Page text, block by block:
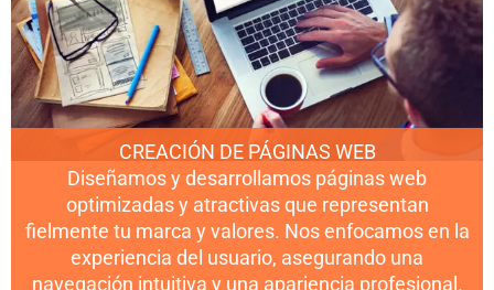
CREACIÓN DE PÁGINAS WEB
Diseñamos y desarrollamos páginas web
optimizadas y atractivas que representan
fielmente tu marca y valores. Nos enfocamos en la
experiencia del usuario, asegurando una
navegación intuitiva y una apariencia profesional.